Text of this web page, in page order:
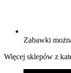
Zabawki
Więcej sklepów z